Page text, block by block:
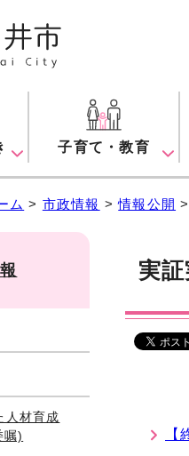
子育て・教育
ム > 市政情報 >情報公開 >
実
人材育成
嘱)